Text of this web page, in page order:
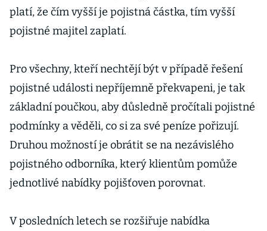
platí, že čím vyšší je pojistná částka, tím vyšší
pojistné majitel zaplatí.
Pro všechny, kteří nechtějí být v případě řešení
pojistné události nepříjemně překvapeni, je tak
základní poučkou, aby důsledně pročítali pojistné
podmínky a věděli, co si za své peníze pořizují.
Druhou možností je obrátit se na nezávislého
pojistného odborníka, který klientům pomůže
jednotlivé nabídky pojišťoven porovnat.
V posledních letech se rozšiřuje nabídka